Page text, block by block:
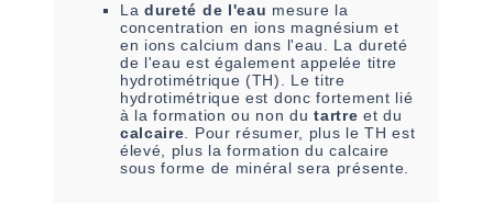
La dureté de l'eau mesure la
concentration en ions magnésium et
en ions calcium dans l'eau. La dureté
de l'eau est également appelée titre
hydrotimétrique (TH). Le titre
hydrotimétrique est donc fortement lié
à la formation ou non dutartre et du
calcaire . Pour résumer, plus le TH est
élevé, plus la formation du calcaire
sous forme de minéral sera présente.